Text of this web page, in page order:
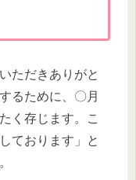
ただきありがと
るために、〇月
く存じます。こ
ております」と